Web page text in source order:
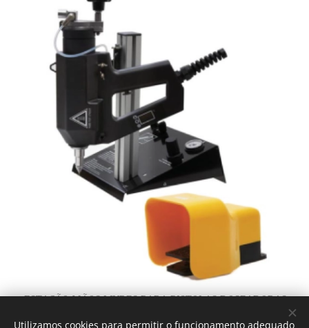
ESTAÇÃO MÃOS LIVRES PARA PISTOLAS DOSEADORAS
Utilizamos cookies para permitir o funcionamento adequado